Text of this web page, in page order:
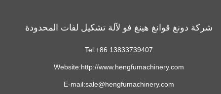
شركة دونغ قوانغ هينغ فو لآلة تشكيل لفات المحدودة
Tel:+86 13833739407
Website:http://www.hengfumachinery.com
E-mail:sale@hengfumachinery.com